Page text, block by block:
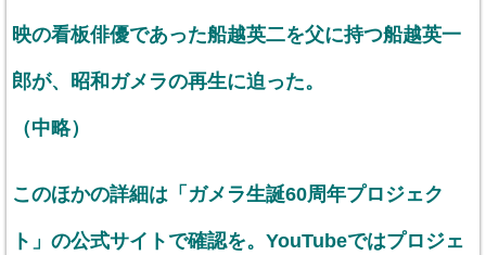
映の看板俳優であった船越英二を父に持つ船越英一
郎が、昭和ガメラの再生に迫った。
（中略）
このほかの詳細は「ガメラ生誕60周年プロジェク
ト」の公式サイトで確認を。YouTubeではプロジェ